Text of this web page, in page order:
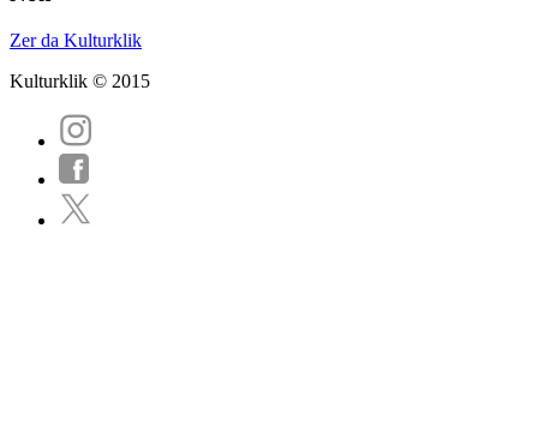
Zer da Kulturklik
Kulturklik © 2015